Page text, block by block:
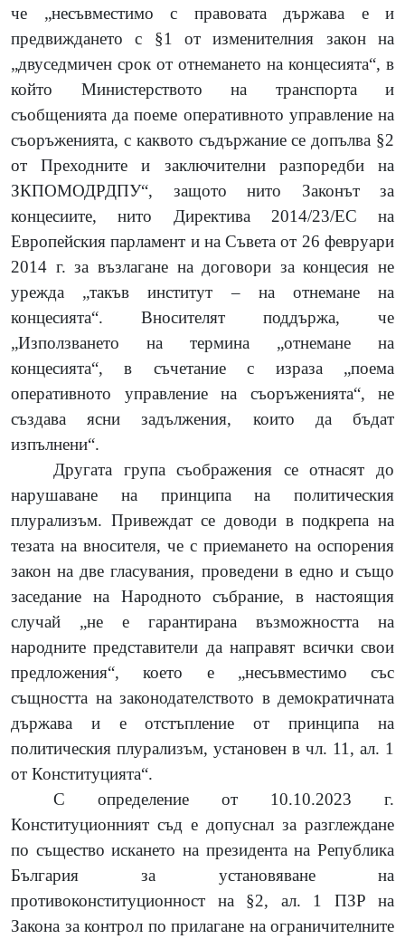
че „несъвместимо с правовата държава е и
предвиждането
с §1 от изменителния закон на
„двуседмичен срок от отнемането на концесията“, в
който Министерството на транспорта и
съобщенията да поеме оперативното управление на
съоръженията, с каквото съдържание се допълва §2
от Преходните и заключителни разпоредби на
ЗКПОМОДРДПУ“, защото нито Законът за
концесиите, нито Директива 2014/23/ЕС на
Европейския парламент и на Съвета от 26 февруари
2014 г. за възлагане на договори за концесия не
урежда „такъв институт – на отнемане на
концесията“. Вносителят поддържа, че
„Използването на термина „отнемане на
концесията“, в съчетание с израза „поема
оперативното управление на съоръженията“, не
създава ясни задължения, които да бъдат
изпълнени“.
Другата група съображения се отнасят до
нарушаване на принципа на политическия
плурализъм. Привеждат се доводи в подкрепа на
тезата на вносителя, че с приемането на оспорения
закон на две гласувания, проведени в едно и също
заседание на Народното събрание, в настоящия
случай „не е гарантирана възможността на
народните представители да направят всички свои
предложения“, което е „несъвместимо със
същността на законодателството в демократичната
държава и е отстъпление от принципа на
политическия плурализъм, установен в чл. 11, ал. 1
от Конституцията“.
С определение от 10.10.2023 г.
Конституционният съд е допуснал за разглеждане
по същество искането на президента на Република
Българияза установяване на
противоконституционност на
§2, ал. 1 ПЗР на
Закона за контрол по прилагане на ограничителните